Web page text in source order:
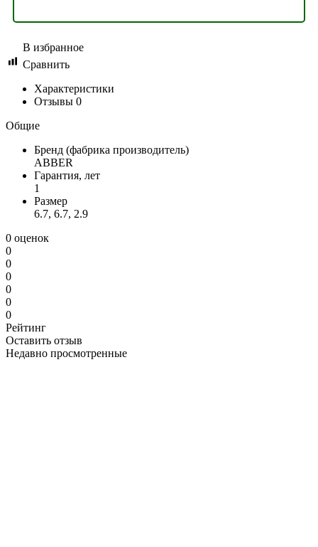
В избранное
Сравнить
Характеристики
Отзывы 0
Общие
Бренд (фабрика производитель)
ABBER
Гарантия, лет
1
Размер
6.7, 6.7, 2.9
0 оценок
0
0
0
0
0
0
Рейтинг
Оставить отзыв
Недавно просмотренные